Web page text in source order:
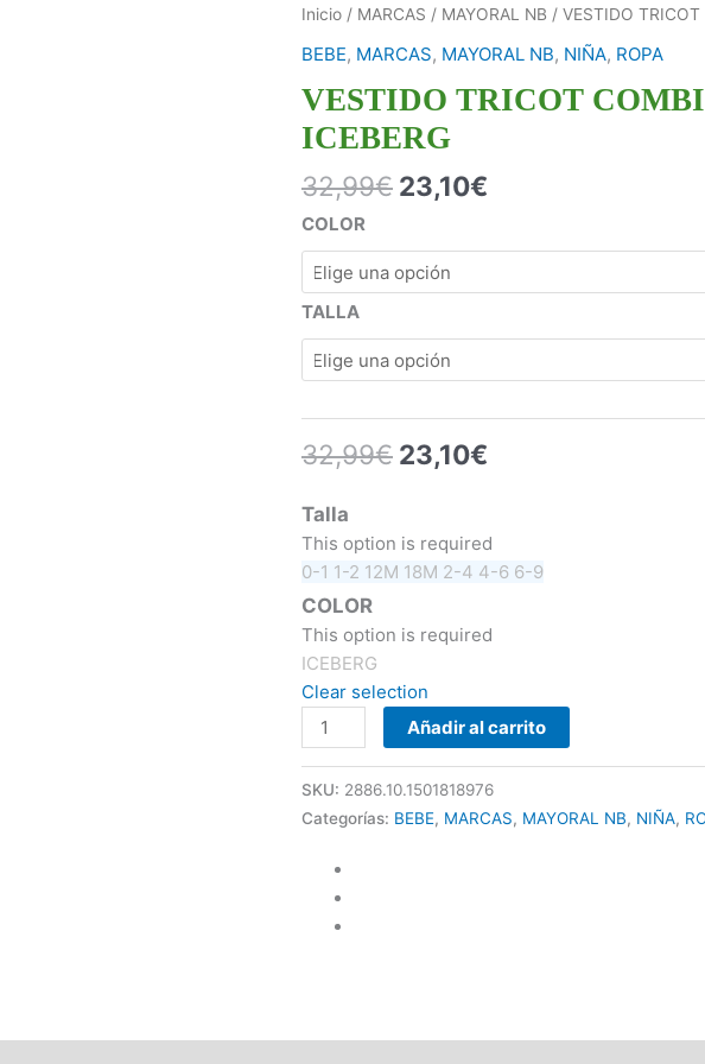
Inicio / MARCAS / MAYORAL NB / VESTIDO TRICOT
BEBE, MARCAS, MAYORAL NB, NIÑA, ROPA
VESTIDO TRICOT
ICEBERG
32,99€ 23,10€
COLOR
TALLA
32,99€ 23,10€
Talla
This option is required
0-1 1-2 12M 18M 2-4 4-6 6-9
COLOR
This option is required
ICEBERG
Clear selection
Añadir al carrito
SKU: 2886.10.1501818976
Categorías: BEBE, MARCAS, MAYORAL NB, NIÑA,